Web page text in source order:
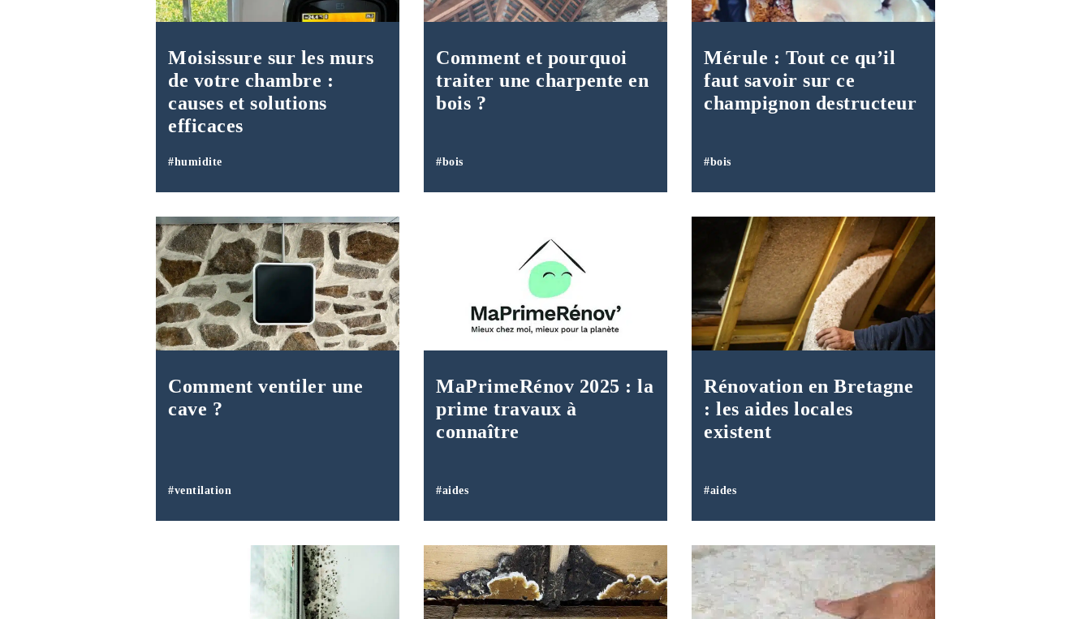
Moisissure sur les murs
de votre chambre :
causes et solutions
efficaces
#humidite
Comment et pourquoi
traiter une charpente en
bois ?
#bois
Mérule : Tout ce qu’il
faut savoir sur ce
champignon destructeur
#bois
Comment ventiler une
cave ?
#ventilation
MaPrimeRénov 2025 : la
prime travaux à
connaître
#aides
Rénovation en Bretagne
: les aides locales
existent
#aides